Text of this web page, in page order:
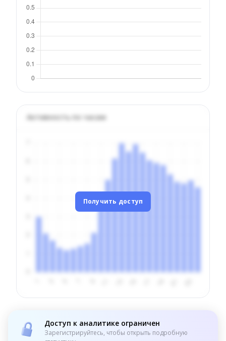
Активность по часам
Получить доступ
Доступ к аналитике ограничен
Зарегистрируйтесь, чтобы открыть подробную